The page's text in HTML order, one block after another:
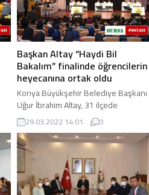
Başkan Altay “Haydi Bil
Bakalım” finalinde öğrencilerin
heyecanına ortak oldu
Konya Büyükşehir Belediye Başkanı
Uğur İbrahim Altay, 31 ilçede
ortaokullara yönelik düzenlenen
Haydi Bil Bakalım Bilgi Yarışması’nın
şehir ...
29.03.2022 14:01 0